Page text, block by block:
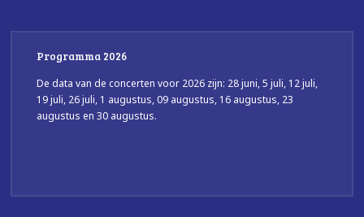
Programma 2026
De data van de concerten voor 2026 zijn: 28 juni, 5 juli, 12 juli,
19 juli, 26 juli, 1 augustus, 09 augustus, 16 augustus, 23
augustus en 30 augustus.